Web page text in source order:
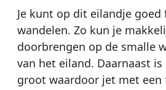
Je kunt op dit eilandje goed
wandelen. Zo kun je
doorbrengen op de smalle
van het eiland. Daarnaast
groot waardoor jet met